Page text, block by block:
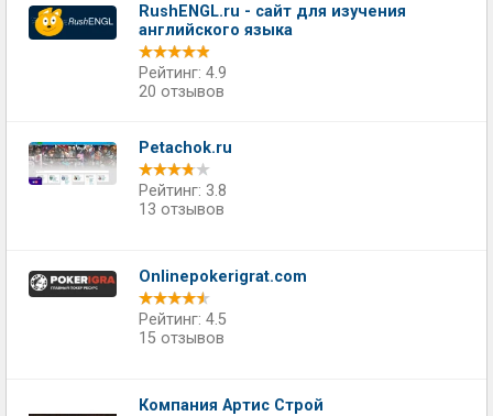
RushENGL.ru - сайт для изучения
английского языка
Рейтинг: 4.9
20 отзывов
Petachok.ru
Рейтинг: 3.8
13 отзывов
Onlinepokerigrat.com
Рейтинг: 4.5
15 отзывов
Компания Артис Строй